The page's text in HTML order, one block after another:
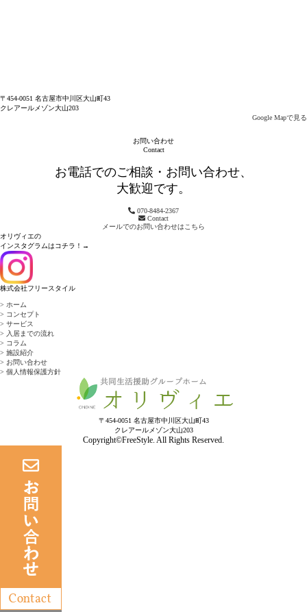
〒454-0051 名古屋市中川区大山町43
クレアールメゾン大山203
Google Mapで見る
お問い合わせ
Contact
お電話でのご相談・お問い合わせ、
大歓迎です。
070-8484-2367
Contact
メールでのお問い合わせはこちら
オリヴィエの
インスタグラムはコチラ！→
株式会社フリースタイル
> ホーム
> コンセプト
> サービス
> 入居までの流れ
> コラム
> 施設紹介
> お問い合わせ
> 個人情報保護方針
〒454-0051 名古屋市中川区大山町43
クレアールメゾン大山203
Copyright©FreeStyle. All Rights Reserved.